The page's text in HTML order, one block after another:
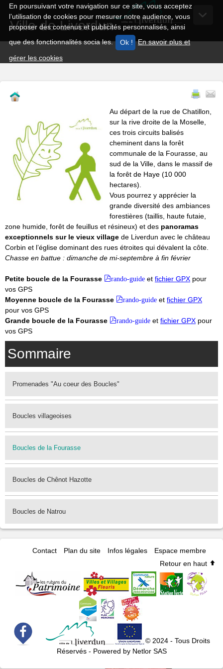
En poursuivant votre navigation sur ce site, vous acceptez
l’utilisation de cookies pour mesurer notre audience, vous
proposer des contenus et publicités personnalisés, ainsi
que des fonctionnalités socia les.
En savoir plus et
gérer les cookies
Ville de Liverdun
Au départ de la rue de Chatillon,
sur la rive droite de la Moselle,
ces trois circuits balisés
cheminent dans la forêt
communale de la Fourasse, au
sud de la Ville, dans le massif de
la forêt de Haye (10 000
hectares).
Vous pourrez y apprécier la
grande diversité des ambiances
forestières (taillis, haute futaie,
zone humide, forêt de feuillus et résineux) et des panoramas
exceptionnels sur le vieux village de Liverdun avec le château
Corbin et l’église dominant des rues étroites qui dévalent la côte.
Chasse en battue : dimanche de mi-septembre à fin février
Petite boucle de la Fourasse rando-guide et fichier GPX pour
vos GPS
Moyenne boucle de la Fourasse
rando-guide et fichier GPX
pour vos GPS
Grande boucle de la Fourasse
rando-guide et fichier GPX pour
vos GPS
Sommaire
Promenades "Au coeur des Boucles"
Boucles villageoises
Boucles de la Fourasse
Boucles de Chênot Hazotte
Boucles de Natrou
Contact Plan du site Infos légales
Espace membre
Retour en haut
© 2024 - Tous Droits
Réservés - Powered by Netlor SAS